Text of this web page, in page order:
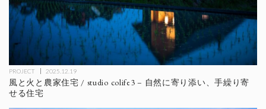
PROJECT 2025.12.19
風と火と農家住宅 / studio colife3 – 自然に寄り添い、手繰り寄
せる住宅